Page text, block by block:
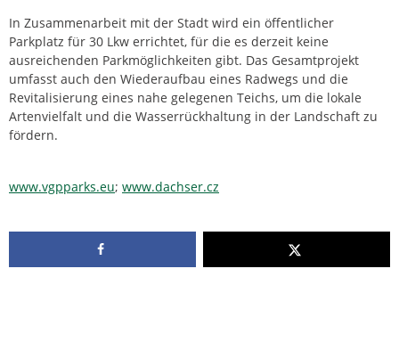
In Zusammenarbeit mit der Stadt wird ein öffentlicher
Parkplatz für 30 Lkw errichtet, für die es derzeit keine
ausreichenden Parkmöglichkeiten gibt. Das Gesamtprojekt
umfasst auch den Wiederaufbau eines Radwegs und die
Revitalisierung eines nahe gelegenen Teichs, um die lokale
Artenvielfalt und die Wasserrückhaltung in der Landschaft zu
fördern.
www.vgpparks.eu; www.dachser.cz